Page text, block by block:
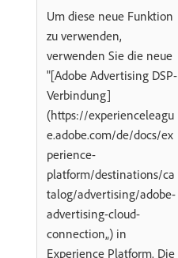
Um diese neue Funktion
zu verwenden,
verwenden Sie die neue
"[Adobe Advertising DSP-
Verbindung]​
(https://experienceleagu
e.adobe.com/de/docs/ex
perience-
platform/destinations/ca
talog/advertising/adobe-
advertising-cloud-
connection„) in
Experience Platform. Die